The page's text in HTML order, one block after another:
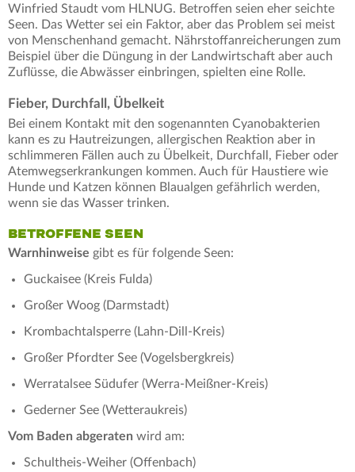
Winfried Staudt vom HLNUG. Betroffen seien eher seichte
Seen. Das Wetter sei ein Faktor, aber das Problem sei meist
von Menschenhand gemacht. Nährstoffanreicherungen zum
Beispiel über die Düngung in der Landwirtschaft aber auch
Zuflüsse, die Abwässer einbringen, spielten eine Rolle.
Fieber, Durchfall, Übelkeit
Bei einem Kontakt mit den sogenannten Cyanobakterien
kann es zu Hautreizungen, allergischen Reaktion aber in
schlimmeren Fällen auch zu Übelkeit, Durchfall, Fieber oder
Atemwegserkrankungen kommen. Auch für Haustiere wie
Hunde und Katzen können Blaualgen gefährlich werden,
wenn sie das Wasser trinken.
BETROFFENE SEEN
Warnhinweise gibt es für folgende Seen:
Guckaisee (Kreis Fulda)
Großer Woog (Darmstadt)
Krombachtalsperre (Lahn-Dill-Kreis)
Großer Pfordter See (Vogelsbergkreis)
Werratalsee Südufer (Werra-Meißner-Kreis)
Gederner See (Wetteraukreis)
Vom Baden abgeraten wird am:
Schultheis-Weiher (Offenbach)